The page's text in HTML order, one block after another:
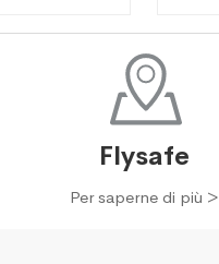
Flysafe
Per saperne di più >